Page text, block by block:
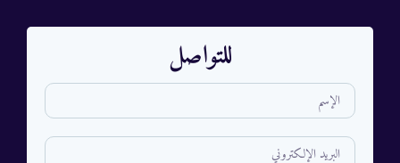
للتواصل